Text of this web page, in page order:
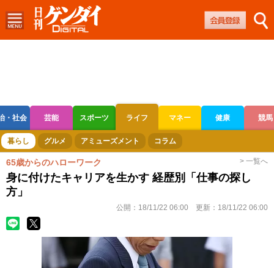
・社会 芸能 スポーツ ライフ マネー 健康 競馬
ボートレース 競輪 オートレース
暮らし グルメ アミューズメント コラム
65歳からのハローワーク > 一覧へ
身に付けたキャリアを生かす 経歴別「仕事の探し
方」
公開： 18/11/22 06:00 更新： 18/11/22 06:00